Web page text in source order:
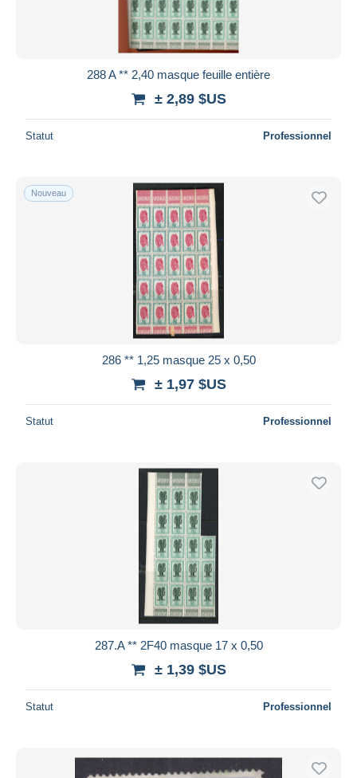
288 A ** 2,40 masque feuille entière
± 2,89 $US
Statut Professionnel
Nouveau
286 ** 1,25 masque 25 x 0,50
± 1,97 $US
Statut Professionnel
287.A ** 2F40 masque 17 x 0,50
± 1,39 $US
Statut Professionnel